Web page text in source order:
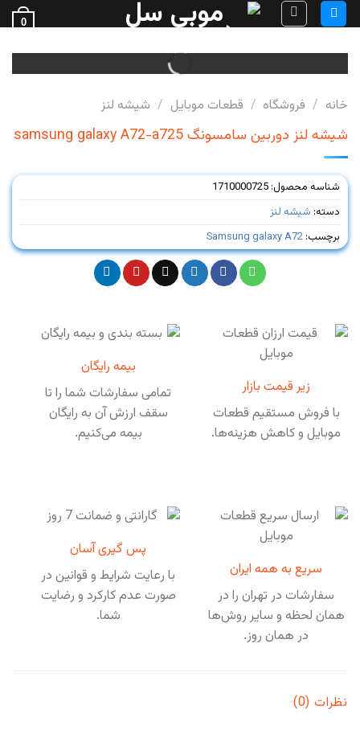
Skip
to
content
0
خانه / فروشگاه / قطعات موبایل / شیشه لنز
شیشه لنز دوربین سامسونگ samsung galaxy A72-a725
شناسه محصول: 1710000725
دسته: شیشه لنز
برچسب: Samsung galaxy A72
زیر قیمت بازار
با فروش مستقیم قطعات
موبایل و کاهش هزینه‌ها.
بیمه رایگان
تمامی سفارشات شما را تا
سقف ارزش آن به رایگان
بیمه می‌کنیم.
سریع به همه ایران
سفارشات در تهران را در
همان لحظه و سایر روش‌ها
در همان روز.
پس گیری آسان
با رعایت شرایط و قوانین در
صورت عدم کارکرد و رضایت
شما.
نظرات (0)